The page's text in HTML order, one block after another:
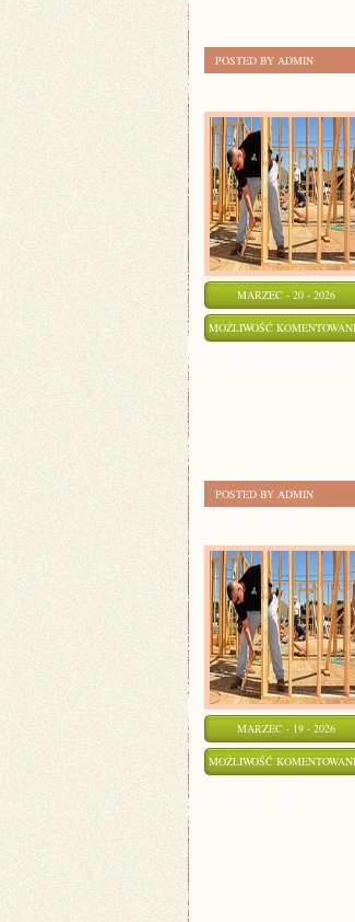
POSTED BY ADMIN
MARZEC - 20 - 2026
MOŻLIWOŚĆ
POSTED BY ADMIN
MARZEC - 19 - 2026
MOŻLIWOŚĆ